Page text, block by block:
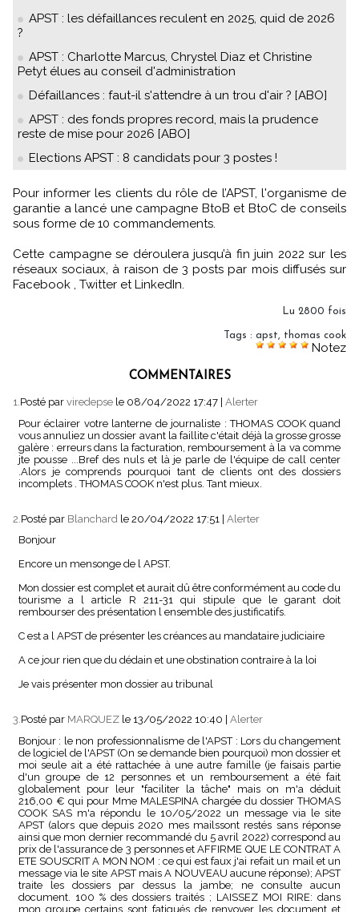
APST : les défaillances reculent en 2025, quid de 2026
?
APST : Charlotte Marcus, Chrystel Diaz et Christine
Petyt élues au conseil d'administration
Défaillances : faut-il s'attendre à un trou d'air ? [ABO]
APST : des fonds propres record, mais la prudence
reste de mise pour 2026 [ABO]
Elections APST : 8 candidats pour 3 postes !
Pour informer les clients du rôle de l’APST, l'organisme de
garantie a lancé une campagne BtoB et BtoC de conseils
sous forme de 10 commandements.
Cette campagne se déroulera jusqu’à fin juin 2022 sur les
réseaux sociaux, à raison de 3 posts par mois diffusés sur
Facebook , Twitter et LinkedIn.
Lu 2800 fois
Tags : apst, thomas cook
Notez
COMMENTAIRES
1.Posté par viredepse le 08/04/2022 17:47 Alerter
Pour éclairer votre lanterne de journaliste : THOMAS COOK quand
vous annuliez un dossier avant la faillite c'était déjà la grosse grosse
galère : erreurs dans la facturation, remboursement à la va comme
jte pousse ...Bref des nuls et là je parle de l'équipe de call center
.Alors je comprends pourquoi tant de clients ont des dossiers
incomplets . THOMAS COOK n'est plus. Tant mieux.
2. Posté par Blanchard le 20/04/2022 17:51 | Alerter
Bonjour
Encore un mensonge de l APST.
Mon dossier est complet et aurait dû être conformément au code du
tourisme a l article R 211-31 qui stipule que le garant doit
rembourser des présentation l ensemble des justificatifs.
C est a l APST de présenter les créances au mandataire judiciaire
A ce jour rien que du dédain et une obstination contraire à la loi
Je vais présenter mon dossier au tribunal
3. Posté par MARQUEZ le 13/05/2022 10:40
Alerter
Bonjour : le non professionnalisme de l'APST : Lors du changement
de logiciel de l'APST (On se demande bien pourquoi) mon dossier et
moi seule ait a été rattachée à une autre famille (je faisais partie
d'un groupe de 12 personnes et un remboursement a été fait
globalement pour leur "faciliter la tâche" mais on m'a déduit
216,00 € qui pour Mme MALESPINA chargée du dossier THOMAS
COOK SAS m'a répondu le 10/05/2022 un message via le site
APST (alors que depuis 2020 mes mailssont restés sans réponse
ainsi que mon dernier recommandé du 5 avril 2022) correspond au
prix de l'assurance de 3 personnes et AFFIRME QUE LE CONTRAT A
ETE SOUSCRIT A MON NOM : ce qui est faux j'ai refait un mail et un
message via le site APST mais A NOUVEAU aucune réponse); APST
traite les dossiers par dessus la jambe; ne consulte aucun
document. 100 % des dossiers traités ; LAISSEZ MOI RIRE: dans
mon groupe certains sont fatigués de renvoyer les document et